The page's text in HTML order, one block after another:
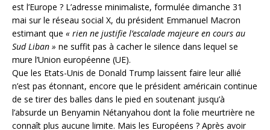
est l’Europe ? L’adresse minimaliste, formulée dimanche 31
mai sur le réseau social X, du président Emmanuel Macron
estimant que « rien ne justifie l’escalade majeure en cours au
Sud Liban » ne suffit pas à cacher le silence dans lequel se
mure l’Union européenne (UE).
Que les Etats-Unis de Donald Trump laissent faire leur allié
n’est pas étonnant, encore que le président américain continue
de se tirer des balles dans le pied en soutenant jusqu’à
l’absurde un Benyamin Nétanyahou dont la folie meurtrière ne
connaît plus aucune limite. Mais les Européens ? Après avoir